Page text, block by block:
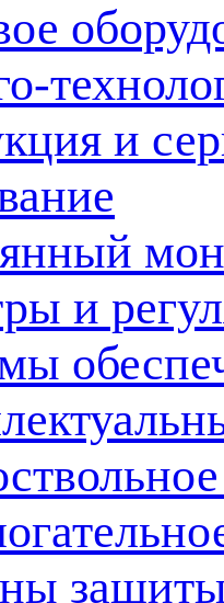
и
и